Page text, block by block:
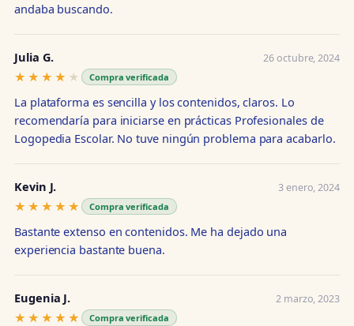
andaba buscando.
Julia G. 26 octubre, 2024
★★★★★
★★★★★ Compra verificada
La plataforma es sencilla y los contenidos, claros. Lo
recomendaría para iniciarse en prácticas Profesionales de
Logopedia Escolar. No tuve ningún problema para acabarlo.
Kevin J. 3 enero, 2024
★★★★★
★★★★★ Compra verificada
Bastante extenso en contenidos. Me ha dejado una
experiencia bastante buena.
Eugenia J. 2 marzo, 2023
★★★★★
★★★★★ Compra verificada